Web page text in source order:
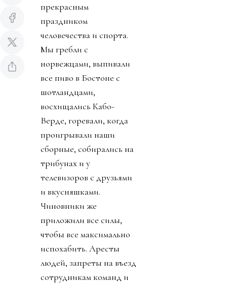
прекрасным
праздником
человечества и спорта.
Мы гребли с
норвежцами, выпивали
все пиво в Бостоне с
шотландцами,
восхищались Кабо-
Верде, горевали, когда
проигрывали наши
сборные, собирались на
трибунах и у
телевизоров с друзьями
и вкусняшками.
Чиновники же
приложили все силы,
чтобы все максимально
испохабить. Аресты
людей, запреты на въезд
сотрудникам команд и